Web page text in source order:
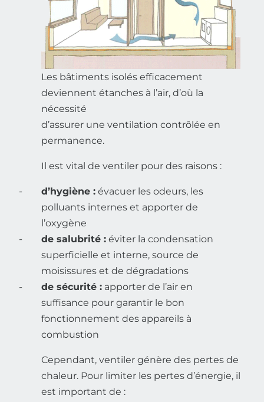
Les bâtiments isolés efficacement
deviennent étanches à l’air, d’où la
nécessité
d’assurer une ventilation contrôlée en
permanence.
Il est vital de ventiler pour des raisons :
d’hygiène : évacuer les odeurs, les
polluants internes et apporter de
l’oxygène
de salubrité : éviter la condensation
superficielle et interne, source de
moisissures et de dégradations
de sécurité : apporter de l’air en
suffisance pour garantir le bon
fonctionnement des appareils à
combustion
Cependant, ventiler génère des pertes de
chaleur. Pour limiter les pertes d’énergie, il
est important de :